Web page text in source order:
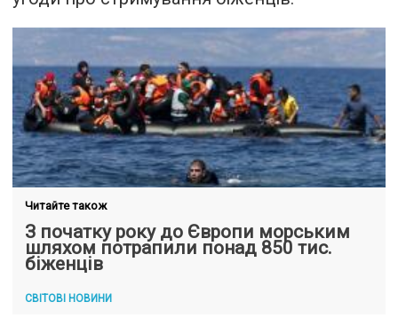
Читайте також
З початку року до Європи морським
шляхом потрапили понад 850 тис.
біженців
СВІТОВІ НОВИНИ